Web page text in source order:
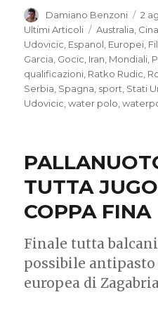
Autore
Damiano Benzoni
il
2
Ultimi Articoli
Tag
Australia, Cina
Udovicic, Espanol, Europei,
Garcia, Gocic, Iran, Mondiali,
qualificazioni, Ratko Rudic,
Serbia, Spagna, sport, Stati
Udovicic,water polo,
TUTTA
COPPA FINA
Finale tutta
possibile
europea di